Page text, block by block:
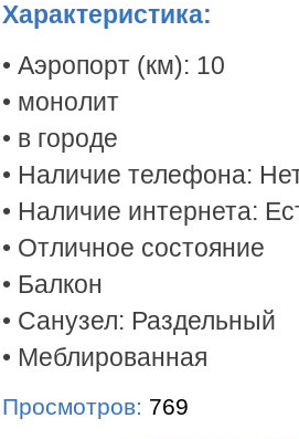
Характеристика:
• Аэропорт (км): 10
• монолит
• в городе
• Наличие телефона:
• Наличие интернета:
• Отличное состояние
• Балкон
• Санузел: Раздельный
• Меблированная
Просмотров: 769